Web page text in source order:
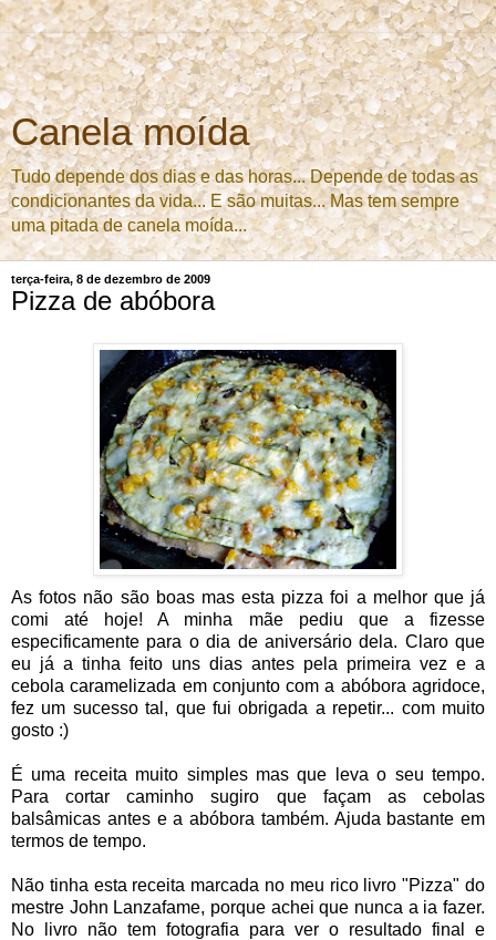
Canela moída
Tudo depende dos dias e das horas... Depende de todas as
condicionantes da vida... E são muitas... Mas tem sempre
uma pitada de canela moída...
terça-feira, 8 de dezembro de 2009
Pizza de abóbora
As fotos não são boas mas esta pizza foi a melhor que já
comi até hoje! A minha mãe pediu que a fizesse
especificamente para o dia de aniversário dela. Claro que
eu já a tinha feito uns dias antes pela primeira vez e a
cebola caramelizada em conjunto com a abóbora agridoce,
fez um sucesso tal, que fui obrigada a repetir... com muito
gosto :)
É uma receita muito simples mas que leva o seu tempo.
Para cortar caminho sugiro que façam as cebolas
balsâmicas antes e a abóbora também. Ajuda bastante em
termos de tempo.
Não tinha esta receita marcada no meu rico livro "Pizza" do
mestre John Lanzafame, porque achei que nunca a ia fazer.
No livro não tem fotografia para ver o resultado final e